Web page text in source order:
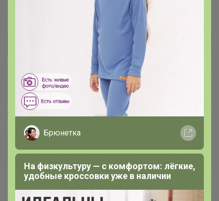
Хиты продаж
Брюнетка
На физкультуру — с комфортом: лёгкие,
удобные кроссовки уже в наличии